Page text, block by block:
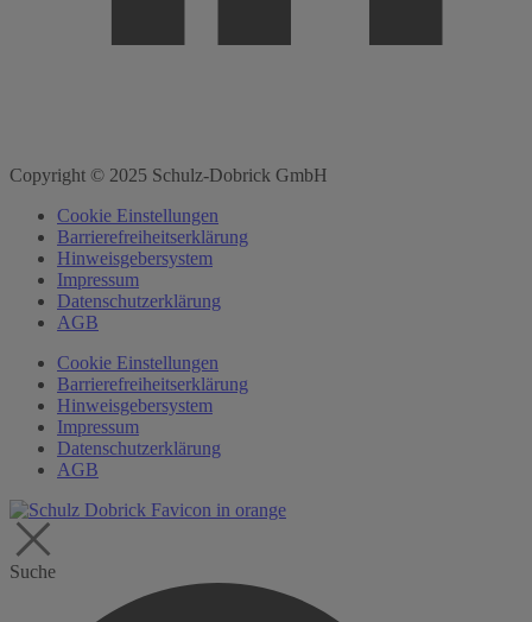
Copyright © 2025 Schulz-Dobrick GmbH
Cookie Einstellungen
Barrierefreiheitserklärung
Hinweisgebersystem
Impressum
Datenschutzerklärung
AGB
Cookie Einstellungen
Barrierefreiheitserklärung
Hinweisgebersystem
Impressum
Datenschutzerklärung
AGB
Suche